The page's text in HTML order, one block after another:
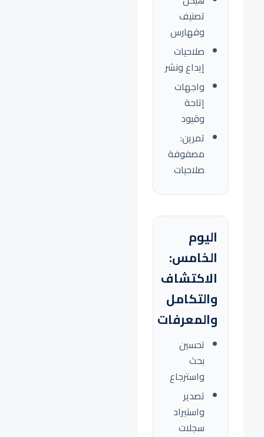
تصنيف
وفهارس
صلاحيات
إيداع ونشر
واجهات
إتاحة
وقيود
تمرين:
مصفوفة
صلاحيات
اليوم
الخامس:
الاكتشاف
والتكامل
والمعرفات
تحسين
بحث
واسترجاع
تصدير
واستيراد
سجلات